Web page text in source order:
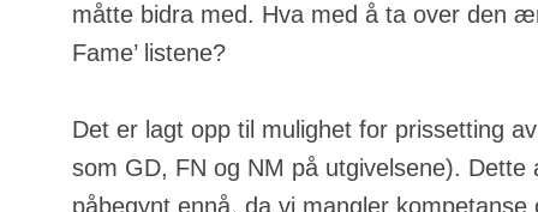
måtte bidra med. Hva med å ta over den
Fame’ listene?
Det er lagt opp til mulighet for prissetting
som GD, FN og NM på utgivelsene). Dette
påbegynt ennå, da vi mangler